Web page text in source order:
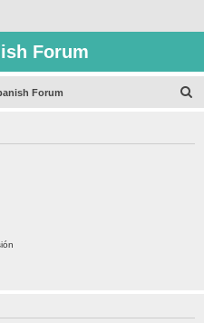
Forum
Forum